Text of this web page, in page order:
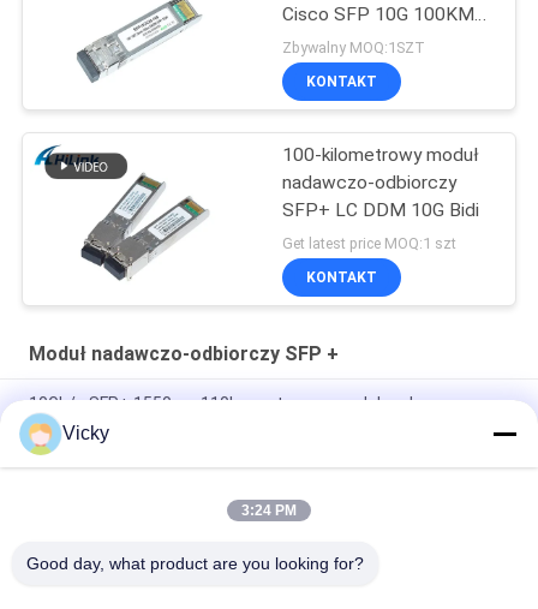
Cisco SFP 10G 100KM
26db Dwdm SFP +
Zbywalny MOQ:1SZT
KONTAKT
100-kilometrowy moduł
nadawczo-odbiorczy
SFP+ LC DDM 10G Bidi
Get latest price MOQ:1 szt
KONTAKT
Moduł nadawczo-odbiorczy SFP +
10Gb/s SFP+ 1550nm 110km optyczny moduł nadawczo-
odbiorczy Zgodny z RoHS
25Gbps BIDI 40KM 1270/1310nm 40KM APD LC DOM
Vicky
3:24 PM
Good day, what product are you looking for?